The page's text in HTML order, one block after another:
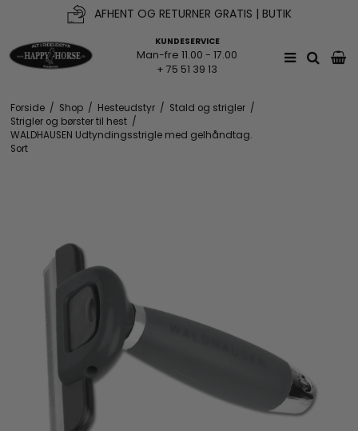
AFHENT OG RETURNER GRATIS | BUTIK
KUNDESERVICE
Man-fre 11.00 - 17.00
+ 75 51 39 13
Forside / Shop / Hesteudstyr / Stald og strigler /
Strigler og børster til hest /
WALDHAUSEN Udtyndingsstrigle med gelhåndtag.
Sort